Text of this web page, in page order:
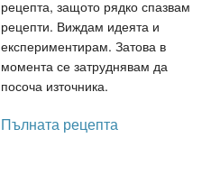
рецепта, защото рядко спазвам
рецепти. Виждам идеята и
експериментирам. Затова в
момента се затруднявам да
посоча източника.
Пълната рецепта